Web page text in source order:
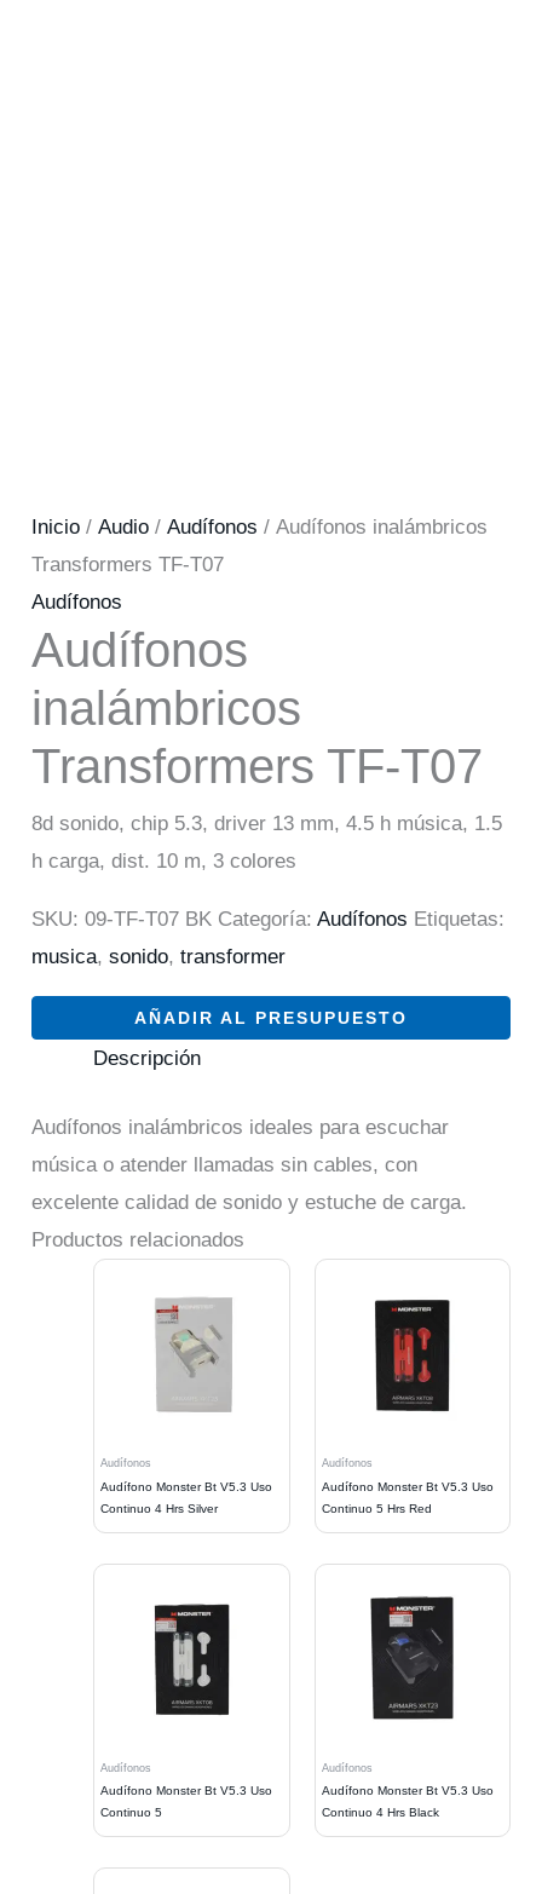
Inicio /Audio /Audífonos / Audífonos inalámbricos
Transformers TF-T07
Audífonos
Audífonos
inalámbricos
Transformers TF-T07
8d sonido, chip 5.3, driver 13 mm, 4.5 h música, 1.5
h carga, dist. 10 m, 3 colores
SKU:09-TF-T07 BK Categoría:Audífonos Etiquetas:
musica,sonido,transformer
AÑADIR AL PRESUPUESTO
Descripción
Audífonos inalámbricos ideales para escuchar
música o atender llamadas sin cables, con
excelente calidad de sonido y estuche de carga.
Productos relacionados
Audífonos
Audífono Monster Bt V5.3 Uso
Continuo 4 Hrs Silver
Audífonos
Audífono Monster Bt V5.3 Uso
Continuo 5 Hrs Red
Audífonos
Audífono Monster Bt V5.3 Uso
Continuo 5
Audífonos
Audífono Monster Bt V5.3 Uso
Continuo 4 Hrs Black